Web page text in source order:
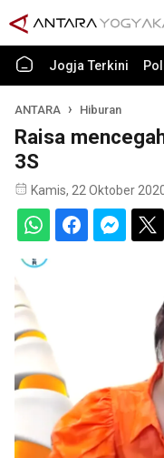
Jogja Terkini
ANTARA Hiburan
Raisa
3S
Kamis, 22 Oktober